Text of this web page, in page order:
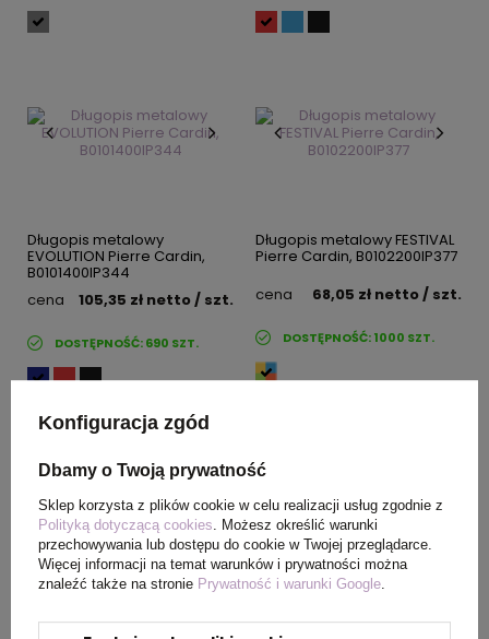
Długopis metalowy
EVOLUTION Pierre Cardin,
B0101400IP344
cena
105,35 zł netto/ szt.
DOSTĘPNOŚĆ:690 SZT.
Długopis metalowy FESTIVAL
Pierre Cardin, B0102200IP377
cena
68,05 zł netto/ szt.
DOSTĘPNOŚĆ:1000 SZT.
Długopis metalowy ESPACE Długopis metalowy DIDIER
Konfiguracja zgód
Dbamy o Twoją prywatność
Sklep korzysta z plików cookie w celu realizacji usług zgodnie z
Polityką dotyczącą cookies . Możesz określić warunki
przechowywania lub dostępu do cookie w Twojej przeglądarce.
Więcej informacji na temat warunków i prywatności można
znaleźć także na stronie Prywatność i warunki Google